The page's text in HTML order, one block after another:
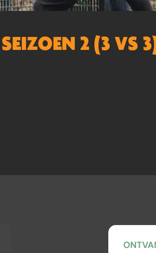
2 (3 VS